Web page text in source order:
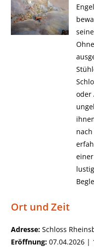
oder
Ort und Zeit
Adresse: Schloss
Eröffnung: 07.04.2026 |